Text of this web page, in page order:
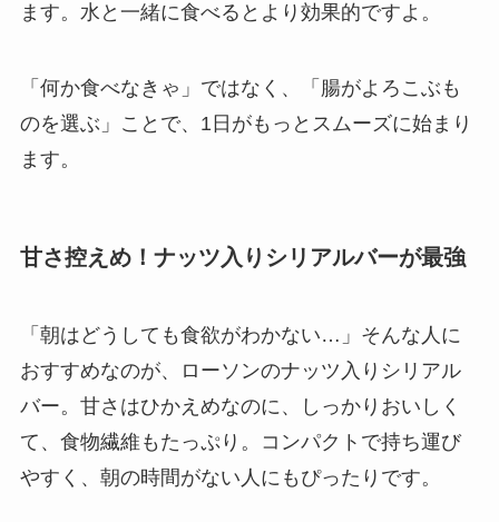
ます。水と一緒に食べるとより効果的ですよ。
「何か食べなきゃ」ではなく、「腸がよろこぶも
のを選ぶ」ことで、1日がもっとスムーズに始まり
ます。
甘さ控えめ！ナッツ入りシリアルバーが最強
「朝はどうしても食欲がわかない…」そんな人に
おすすめなのが、ローソンのナッツ入りシリアル
バー。甘さはひかえめなのに、しっかりおいしく
て、食物繊維もたっぷり。コンパクトで持ち運び
やすく、朝の時間がない人にもぴったりです。